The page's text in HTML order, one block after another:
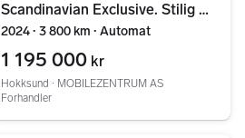
Scandinavian Exclusive. Stilig og
praktisk!
2024 ∙ 3 800 km ∙ Automat
1 195 000 kr
Hokksund ∙ MOBILEZENTRUM AS
Forhandler